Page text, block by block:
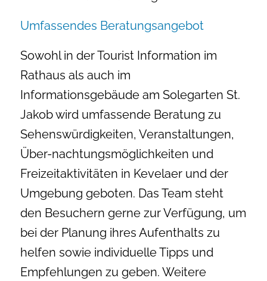
Umfassendes Beratungsangebot
Sowohl in der Tourist Information im
Rathaus als auch im
Informationsgebäude am Solegarten St.
Jakob wird umfassende Beratung zu
Sehenswürdigkeiten, Veranstaltungen,
Über-nachtungsmöglichkeiten und
Freizeitaktivitäten in Kevelaer und der
Umgebung geboten. Das Team steht
den Besuchern gerne zur Verfügung, um
bei der Planung ihres Aufenthalts zu
helfen sowie individuelle Tipps und
Empfehlungen zu geben. Weitere